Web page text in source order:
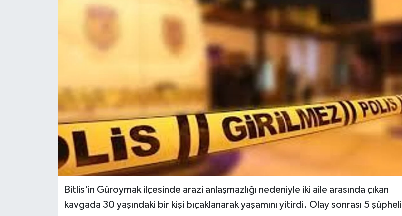
Bitlis'in Güroymak ilçesinde arazi anlaşmazlığı nedeniyle iki aile arasında çıkan
kavgada 30 yaşındaki bir kişi bıçaklanarak yaşamını yitirdi. Olay sonrası 5 şüpheli